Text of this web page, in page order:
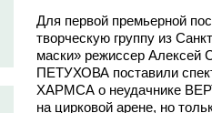
Для первой премьерной
творческую группу из
маски» режиссер
ПЕТУХОВА поставили
ХАРМСА о неудачнике
на цирковой арене, но